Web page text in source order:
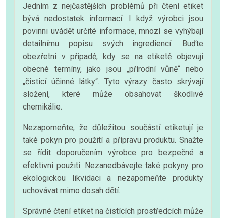
Jedním z nejčastějších problémů při čtení etiket
bývá nedostatek informací. I když výrobci jsou
povinni uvádět určité informace, mnozí se vyhýbají
detailnímu popisu svých ingrediencí. Buďte
obezřetní v případě, kdy se na etiketě objevují
obecné termíny, jako jsou „přírodní vůně“ nebo
„čisticí účinné látky“. Tyto výrazy často skrývají
složení, které může obsahovat škodlivé
chemikálie.
Nezapomeňte, že důležitou součástí etiketují je
také pokyn pro použití a přípravu produktu. Snažte
se řídit doporučením výrobce pro bezpečné a
efektivní použití. Nezanedbávejte také pokyny pro
ekologickou likvidaci a nezapomeňte produkty
uchovávat mimo dosah dětí.
Správné čtení etiket na čistících prostředcích může